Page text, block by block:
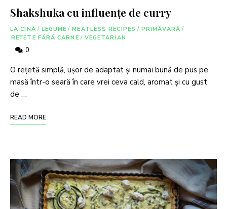
Shakshuka cu influențe de curry
LA CINĂ / LEGUME / MEATLESS RECIPES / PRIMĂVARĂ /
REȚETE FĂRĂ CARNE / VEGETARIAN
0
O rețetă simplă, ușor de adaptat și numai bună de pus pe
masă într-o seară în care vrei ceva cald, aromat și cu gust
de …
READ MORE